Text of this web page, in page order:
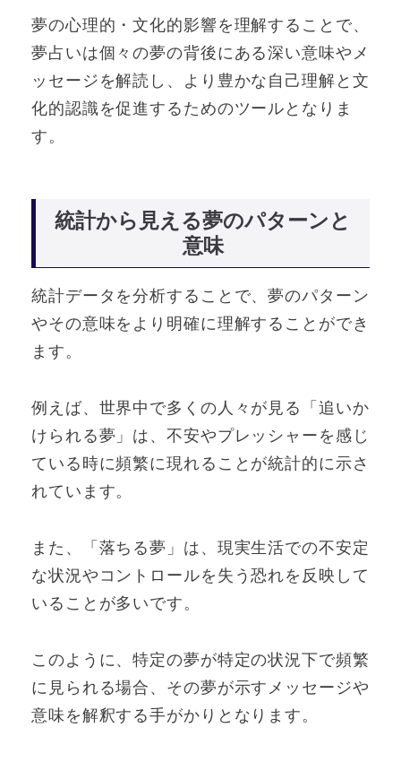
夢の心理的・文化的影響を理解することで、
夢占いは個々の夢の背後にある深い意味やメ
ッセージを解読し、より豊かな自己理解と文
化的認識を促進するためのツールとなりま
す。
統計から見える夢のパターンと
意味
統計データを分析することで、夢のパターン
やその意味をより明確に理解することができ
ます。
例えば、世界中で多くの人々が見る「追いか
けられる夢」は、不安やプレッシャーを感じ
ている時に頻繁に現れることが統計的に示さ
れています。
また、「落ちる夢」は、現実生活での不安定
な状況やコントロールを失う恐れを反映して
いることが多いです。
このように、特定の夢が特定の状況下で頻繁
に見られる場合、その夢が示すメッセージや
意味を解釈する手がかりとなります。